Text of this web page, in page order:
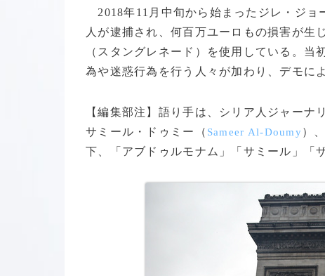
2018年11月中旬から始まったジレ・ジョ
人が逮捕され、何百万ユーロもの損害が生
（スタングレネード）を使用している。
為や迷惑行為を行う人々が加わり、デモに
【編集部注】語り手は、シリア人ジャーナ
サミール・ドゥミー（ Sameer Al-Doumy）
下、「アブドゥルモナム」「サミール」「